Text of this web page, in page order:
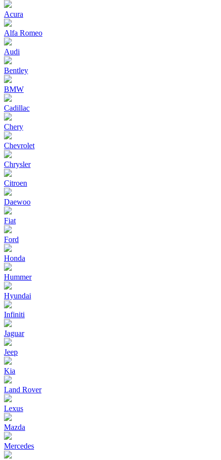
Acura
Alfa Romeo
Audi
Bentley
BMW
Cadillac
Chery
Chevrolet
Chrysler
Citroen
Daewoo
Fiat
Ford
Honda
Hummer
Hyundai
Infiniti
Jaguar
Jeep
Kia
Land Rover
Lexus
Mazda
Mercedes